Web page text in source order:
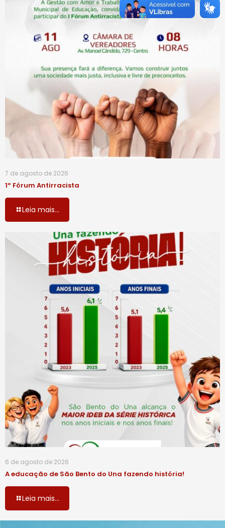
7 de agosto de 2026
1º Fórum Antirracista
Leia mais...
6 de agosto de 2026
A educação de São Bento do Una fazendo história!
Leia mais...